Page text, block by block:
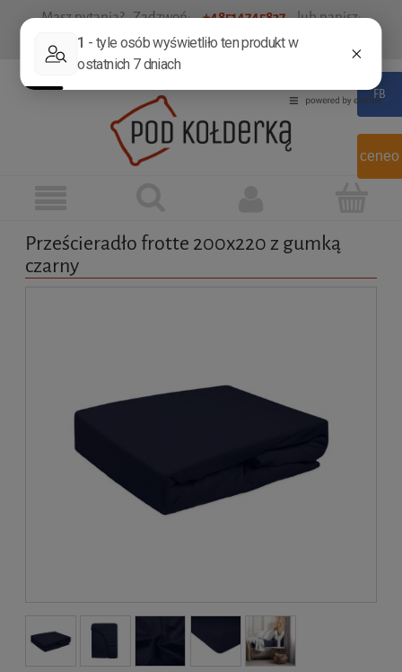
Masz pytania? Zadzwoń: +48514745837 lub napisz:
sklep@podkolderka.pl
Prześcieradło frotte 200x220 z gumką
czarny
ceneo